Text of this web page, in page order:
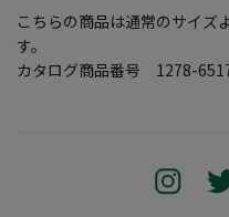
こちらの商品は通常のサイズ
す。
カタログ商品番号 1278-